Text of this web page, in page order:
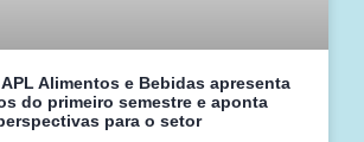
Alimentos e Bebidas apresenta
do primeiro semestre e aponta
para o setor